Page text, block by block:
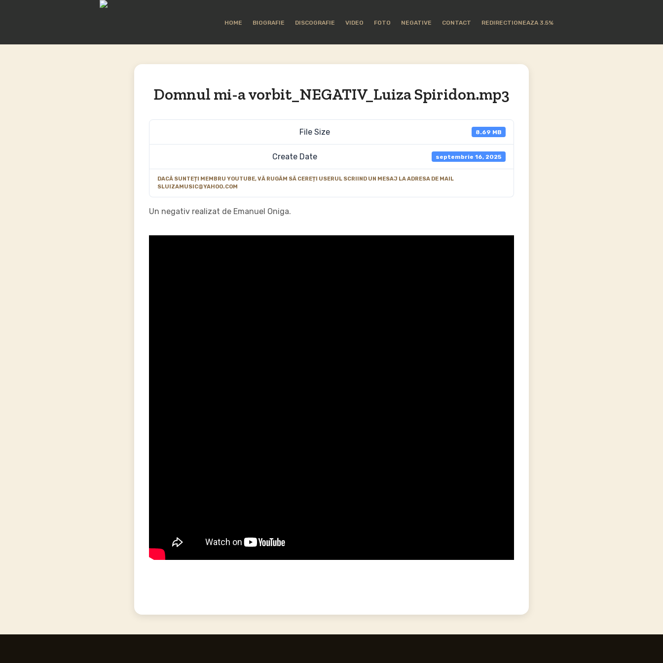
HOME BIOGRAFIE DISCOGRAFIE VIDEO FOTO NEGATIVE CONTACT REDIRECTIONEAZA 3.5%
Domnul mi-a vorbit_NEGATIV_Luiza Spiridon.mp3
File Size 8.69 MB
Create Date septembrie 16, 2025
DACĂ SUNTEȚI MEMBRU YOUTUBE, VĂ RUGĂM SĂ CEREȚI USERUL SCRIIND UN MESAJ LA ADRESA DE MAIL
SLUIZAMUSIC@YAHOO.COM
Un negativ realizat de Emanuel Oniga.